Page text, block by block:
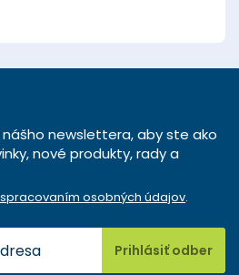
newslettera, aby ste ako
nové produkty, rady a
spracovaním osobných údajov.
Prihlásiť odber